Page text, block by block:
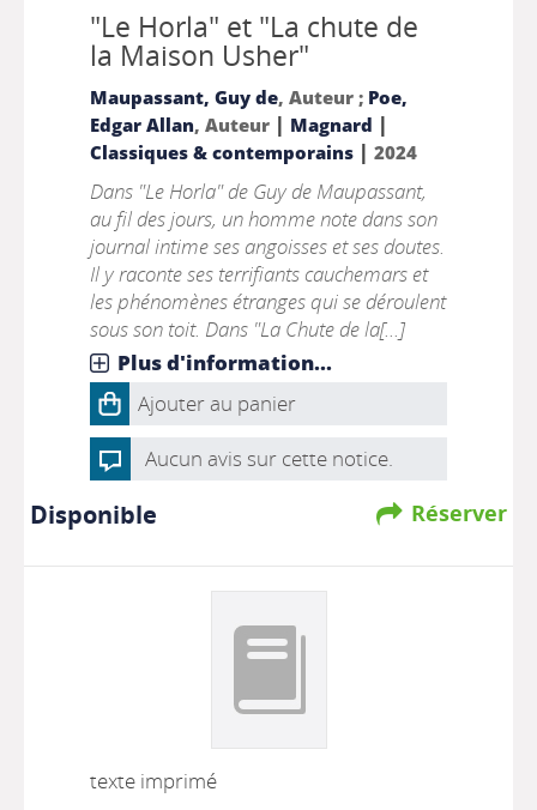
"Le Horla" et "La chute de
la Maison Usher"
Maupassant, Guy de, Auteur ; Poe,
Edgar Allan, Auteur | Magnard |
Classiques & contemporains| 2024
Dans "Le Horla" de Guy de Maupassant,
au fil des jours, un homme note dans son
journal intime ses angoisses et ses doutes.
Il y raconte ses terrifiants cauchemars et
les phénomènes étranges qui se déroulent
sous son toit. Dans "La Chute de la[...]
Plus d'information...
Ajouter au panier
Aucun avis sur cette notice.
Réserver
Disponible
texte imprimé